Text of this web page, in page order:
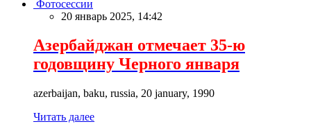
Фотосессии
20 январь 2025, 14:42
Азербайджан отмечает 35-ю
годовщину Черного января
azerbaijan, baku, russia, 20 january, 1990
Читать далее